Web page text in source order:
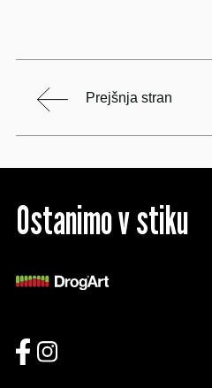
Prejšnja stran
Ostanimo v stiku